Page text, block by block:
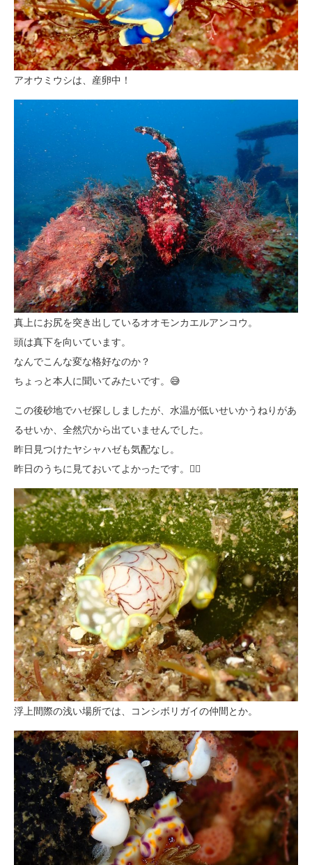
アオウミウシは、産卵中！
真上にお尻を突き出しているオオモンカエルアンコウ。
頭は真下を向いています。
なんでこんな変な格好なのか？
ちょっと本人に聞いてみたいです。😅
この後砂地でハゼ探ししましたが、水温が低いせいかうねりがあ
るせいか、全然穴から出ていませんでした。
昨日見つけたヤシャハゼも気配なし。
昨日のうちに見ておいてよかったです。😮‍💨
浮上間際の浅い場所では、コンシボリガイの仲間とか。